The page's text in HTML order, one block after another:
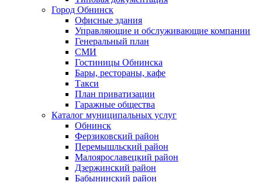
Город Обнинск
Офисные здания
Управляющие и обслуживающие компании
Генеральный план
СМИ
Гостиницы Обнинска
Бары, рестораны, кафе
Такси
План приватизации
Гаражные общества
Каталог муниципальных услуг
Обнинск
Ферзиковский район
Перемышльский район
Малоярославецкий район
Дзержинский район
Бабынинский район